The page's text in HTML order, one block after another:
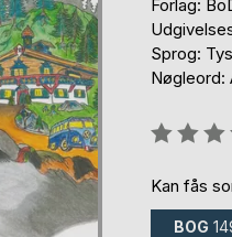
Forlag:
Sprog:
Nøgleord:
Kan fås
BOG